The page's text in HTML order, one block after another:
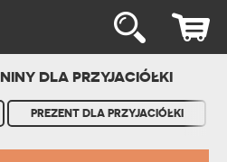
DLA PRZYJACIÓŁKI
PREZENT DLA PRZYJACIÓŁKI